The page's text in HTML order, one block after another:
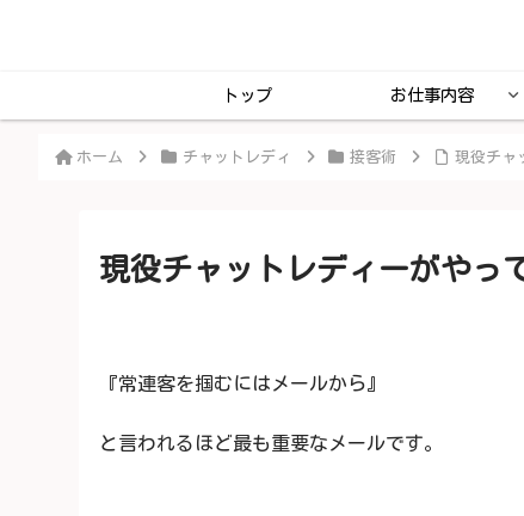
トップ お仕事内容
ホーム チャットレディ 接客術 現役チャ
現役チャットレディーがやっ
『常連客を掴むにはメールから』
と言われるほど最も重要なメールです。